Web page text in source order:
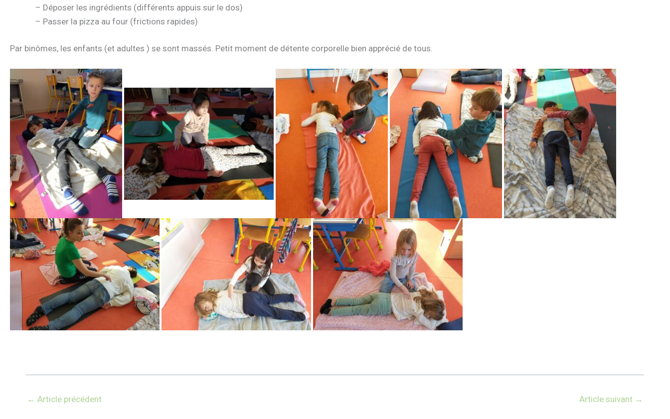
– Déposer les ingrédients (différents appuis sur le dos)
– Passer la pizza au four (frictions rapides)
Par binômes, les enfants (et adultes ) se sont massés. Petit moment de détente corporelle bien apprécié de tous.
← Article précédent Article suivant →